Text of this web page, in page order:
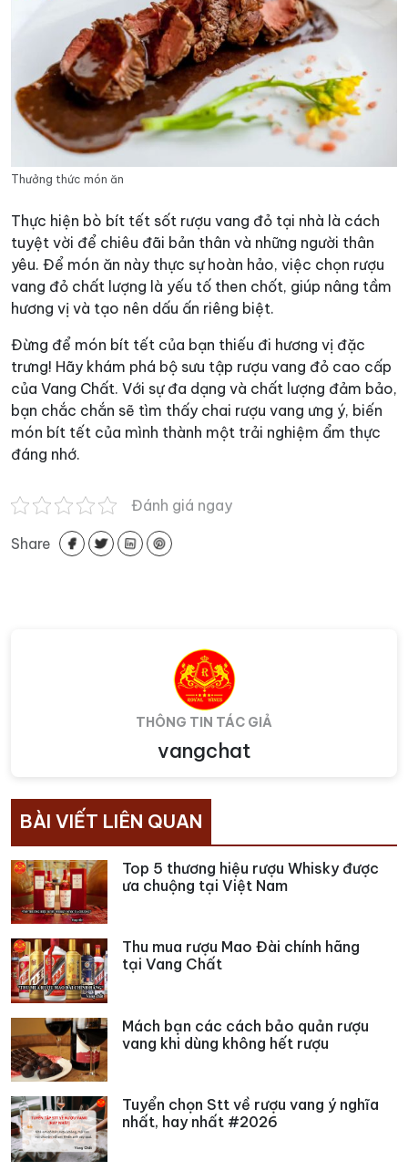
Thưởng thức món ăn
Thực hiện bò bít tết sốt rượu vang đỏ tại nhà là cách
tuyệt vời để chiêu đãi bản thân và những người thân
yêu. Để món ăn này thực sự hoàn hảo, việc chọn rượu
vang đỏ chất lượng là yếu tố then chốt, giúp nâng tầm
hương vị và tạo nên dấu ấn riêng biệt.
Đừng để món bít tết của bạn thiếu đi hương vị đặc
trưng! Hãy khám phá bộ sưu tập rượu vang đỏ cao cấp
của Vang Chất. Với sự đa dạng và chất lượng đảm bảo,
bạn chắc chắn sẽ tìm thấy chai rượu vang ưng ý, biến
món bít tết của mình thành một trải nghiệm ẩm thực
đáng nhớ.
Đánh giá ngay
Share
THÔNG TIN TÁC GIẢ
vangchat
BÀI VIẾT LIÊN QUAN
Top 5 thương hiệu rượu Whisky được
ưa chuộng tại Việt Nam
Thu mua rượu Mao Đài chính hãng
tại Vang Chất
Mách bạn các cách bảo quản rượu
vang khi dùng không hết rượu
Tuyển chọn Stt về rượu vang ý nghĩa
nhất, hay nhất #2026